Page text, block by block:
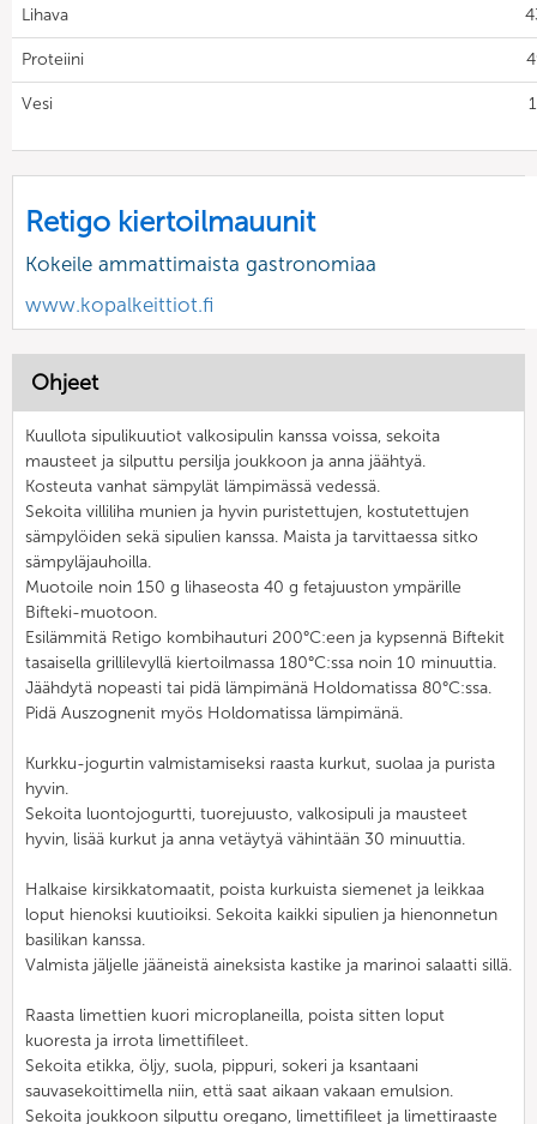
Lihava
Proteiini
Vesi
Retigo kiertoilmauunit
Kokeile ammattimaista gastronomiaa
www.kopalkeittiot.fi
Ohjeet
Kuullota sipulikuutiot valkosipulin kanssa voissa, sekoita
mausteet ja silputtu persilja joukkoon ja anna jäähtyä.
Kosteuta vanhat sämpylät lämpimässä vedessä.
Sekoita villiliha munien ja hyvin puristettujen, kostutettujen
sämpylöiden sekä sipulien kanssa. Maista ja tarvittaessa sitko
sämpyläjauhoilla.
Muotoile noin 150 g lihaseosta 40 g fetajuuston ympärille
Bifteki-muotoon.
Esilämmitä Retigo kombihauturi 200°C:een ja kypsennä Biftekit
tasaisella grillilevyllä kiertoilmassa 180°C:ssa noin 10 minuuttia.
Jäähdytä nopeasti tai pidä lämpimänä Holdomatissa 80°C:ssa.
Pidä Auszognenit myös Holdomatissa lämpimänä.
Kurkku-jogurtin valmistamiseksi raasta kurkut, suolaa ja purista
hyvin.
Sekoita luontojogurtti, tuorejuusto, valkosipuli ja mausteet
hyvin, lisää kurkut ja anna vetäytyä vähintään 30 minuuttia.
Halkaise kirsikkatomaatit, poista kurkuista siemenet ja leikkaa
loput hienoksi kuutioiksi. Sekoita kaikki sipulien ja hienonnetun
basilikan kanssa.
Valmista jäljelle jääneistä aineksista kastike ja marinoi salaatti sillä.
Raasta limettien kuori microplaneilla, poista sitten loput
kuoresta ja irrota limettifileet.
Sekoita etikka, öljy, suola, pippuri, sokeri ja ksantaani
sauvasekoittimella niin, että saat aikaan vakaan emulsion.
Sekoita joukkoon silputtu oregano, limettifileet ja limettiraaste